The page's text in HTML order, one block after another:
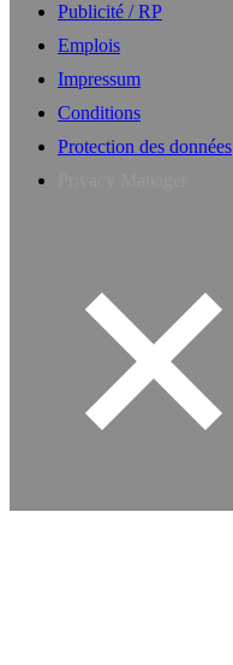
Publicité / RP
Emplois
Impressum
Conditions
Protection des données